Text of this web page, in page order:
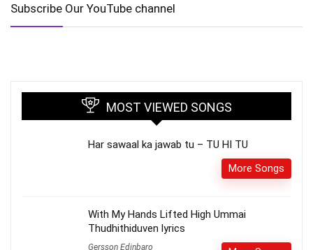
Subscribe Our YouTube channel
MOST VIEWED SONGS
Har sawaal ka jawab tu – TU HI TU
More Songs
With My Hands Lifted High Ummai
Thudhithiduven lyrics
Gersson Edinbaro